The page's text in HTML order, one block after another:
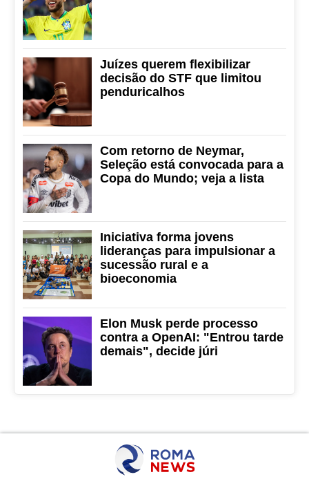
Juízes querem flexibilizar
decisão do STF que limitou
penduricalhos
Com retorno de Neymar,
Seleção está convocada para a
Copa do Mundo; veja a lista
Iniciativa forma jovens
lideranças para impulsionar a
sucessão rural e a
bioeconomia
Elon Musk perde processo
contra a OpenAI: "Entrou tarde
demais", decide júri